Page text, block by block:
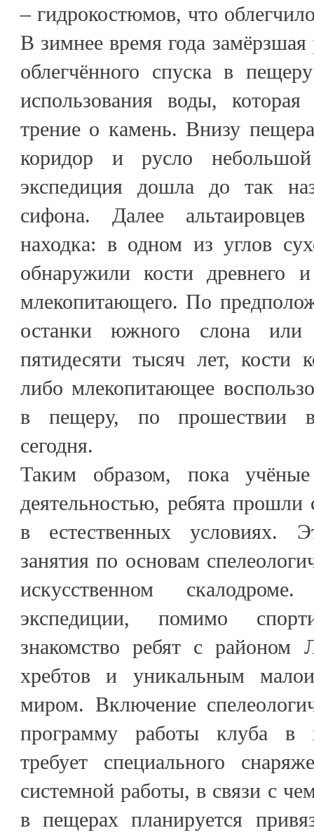
– гидрокостюмов, что
В зимнее время года замёрзшая
облегчённого спуска в
использования воды,
трение о камень. Внизу
коридор и русло
экспедиция дошла до так
сифона. Далее
находка: в одном из углов
обнаружили кости древнего
млекопитающего. По
останки южного слона или
пятидесяти тысяч лет, кости
либо млекопитающее
в пещеру, по прошествии
сегодня.
Таким образом, пока
деятельностью, ребята
в естественных условиях.
занятия по основам
искусственном
экспедиции, помимо
знакомство ребят с районом
хребтов и уникальным
миром. Включение
программу работы клуба в
требует специального
системной работы, в связи с
в пещерах планируется